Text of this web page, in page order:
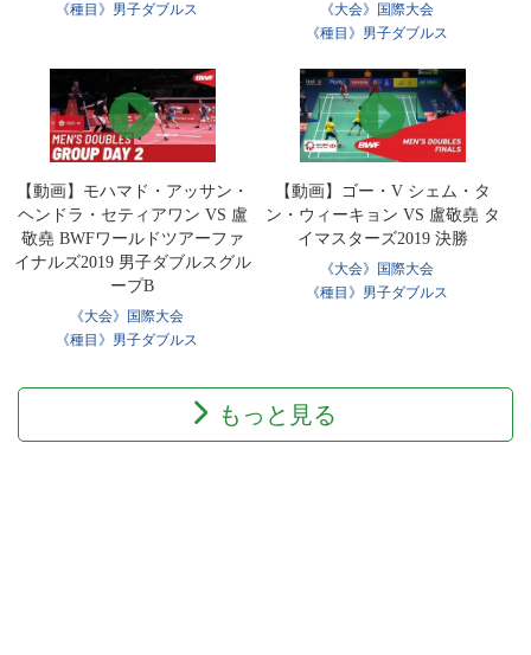
《種目》男子ダブルス
《大会》国際大会
《種目》男子ダブルス
【動画】モハマド・アッサン・
ヘンドラ・セティアワン VS 盧
敬堯 BWFワールドツアーファ
イナルズ2019 男子ダブルスグル
ープB
《大会》国際大会
《種目》男子ダブルス
【動画】ゴー・V シェム・タ
ン・ウィーキョン VS 盧敬堯 タ
イマスターズ2019 決勝
《大会》国際大会
《種目》男子ダブルス
もっと見る